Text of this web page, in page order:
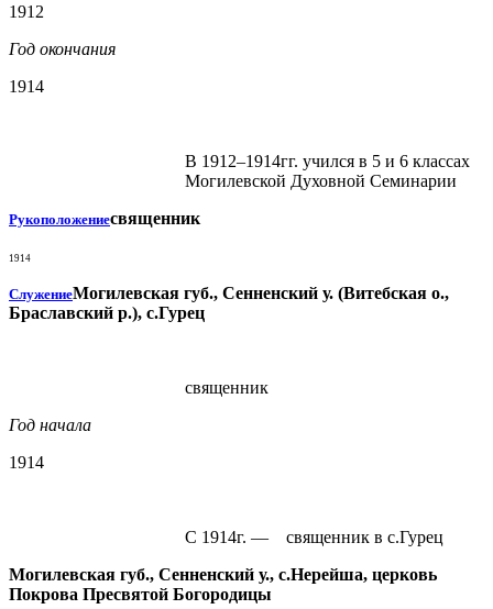
1912
Год окончания
1914
В 1912–1914гг. учился в 5 и 6 классах
Могилевской Духовной Семинарии
Рукоположениесвященник
1914
СлужениеМогилевская губ., Сенненский у. (Витебская о.,
Браславский р.), с.Гурец
священник
Год начала
1914
С 1914г. — священник в с.Гурец
Могилевская губ., Сенненский у., с.Нерейша, церковь
Покрова Пресвятой Богородицы